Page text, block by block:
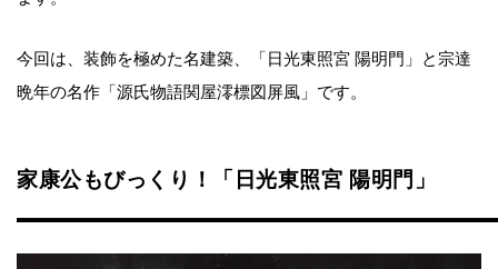
今回は、装飾を極めた名建築、「日光東照宮 陽明門」と宗達
晩年の名作「源氏物語関屋澪標図屏風」です。
家康公もびっくり！「日光東照宮 陽明門」